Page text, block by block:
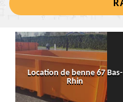
Location de benne 67 Bas-
Rhin